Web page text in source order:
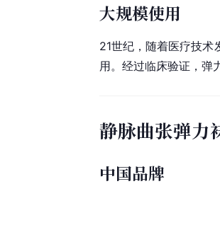
大规模使用
21世纪，随着医疗技
用。经过临床验证，弹
静脉曲张弹力
中国品牌